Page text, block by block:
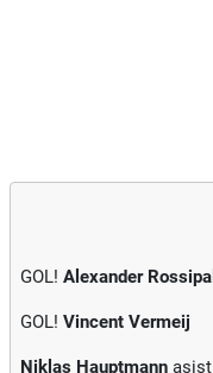
GOL! Alexander Rossipal
GOL! Vincent Vermeij
Niklas Hauptmann asist